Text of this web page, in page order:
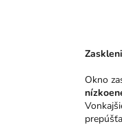
Okno